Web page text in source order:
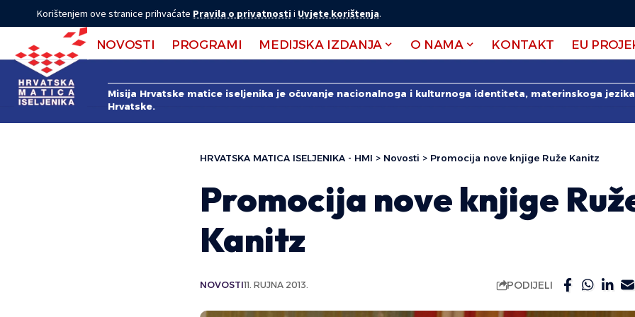
Korištenjem ove stranice prihvaćate Pravila o privatnostii Uvjete korištenja.
NOVOSTI PROGRAMI MEDIJSKA IZDANJA O NAMA KONTAKT EU
Misija Hrvatske matice iseljenika je očuvanje nacionalnoga i kulturnoga identiteta, materinskoga
Hrvatske.
HRVATSKA MATICA ISELJENIKA - HMI > Novosti > Promocija nove knjige Ruže Kanitz
Promocija nove knjige
Kanitz
NOVOSTI11. RUJNA 2013. PODIJELI